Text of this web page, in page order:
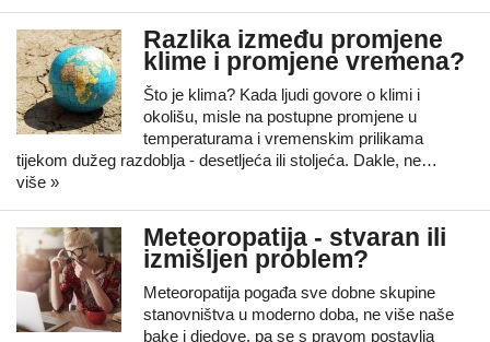
Razlika između promjene
klime i promjene vremena?
Što je klima? Kada ljudi govore o klimi i
okolišu, misle na postupne promjene u
temperaturama i vremenskim prilikama
tijekom dužeg razdoblja - desetljeća ili stoljeća. Dakle, ne…
više »
Meteoropatija - stvaran ili
izmišljen problem?
Meteoropatija pogađa sve dobne skupine
stanovništva u moderno doba, ne više naše
bake i djedove, pa se s pravom postavlja